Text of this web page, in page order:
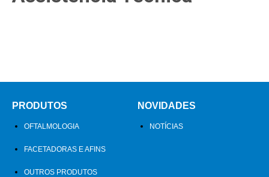
PRODUTOS
OFTALMOLOGIA
FACETADORAS E AFINS
OUTROS PRODUTOS
NOVIDADES
NOTÍCIAS